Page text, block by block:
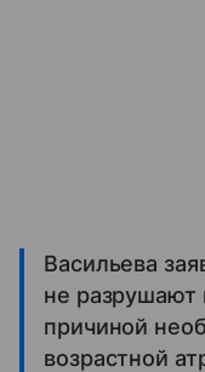
Васильева
не
причиной
возрастной